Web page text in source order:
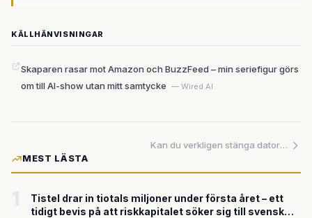
KÄLLHÄNVISNINGAR
Skaparen rasar mot Amazon och BuzzFeed – min seriefigur görs
om till AI-show utan mitt samtycke — Wired AI
Kan du verkligen stänga datorn och låta Google sköta jobbet? Vi testade löftet
MEST LÄSTA
Tistel drar in tiotals miljoner under första året – ett
tidigt bevis på att riskkapitalet söker sig till svensk